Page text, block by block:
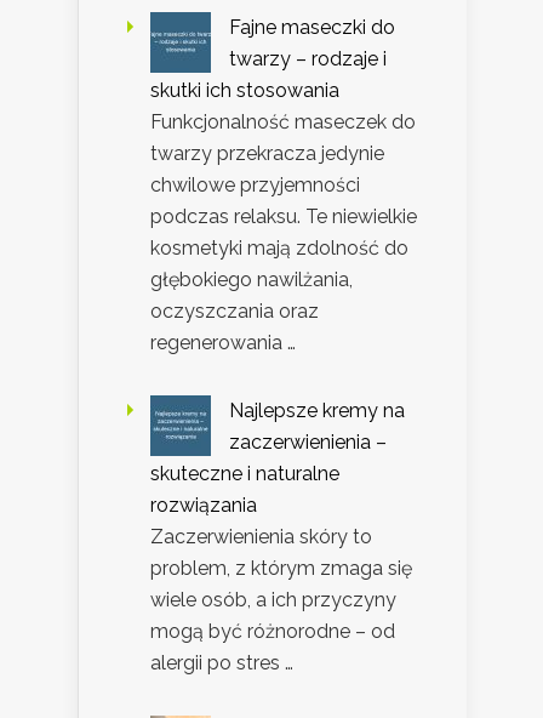
Fajne maseczki do
twarzy – rodzaje i
skutki ich stosowania
Funkcjonalność maseczek do
twarzy przekracza jedynie
chwilowe przyjemności
podczas relaksu. Te niewielkie
kosmetyki mają zdolność do
głębokiego nawilżania,
oczyszczania oraz
regenerowania …
Najlepsze kremy na
zaczerwienienia –
skuteczne i naturalne
rozwiązania
Zaczerwienienia skóry to
problem, z którym zmaga się
wiele osób, a ich przyczyny
mogą być różnorodne – od
alergii po stres …